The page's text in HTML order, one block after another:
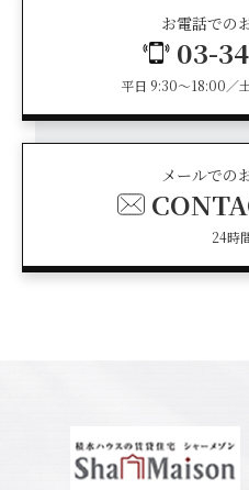
お電話での
03-
平日 9:30～18:00／
メールでの
24時